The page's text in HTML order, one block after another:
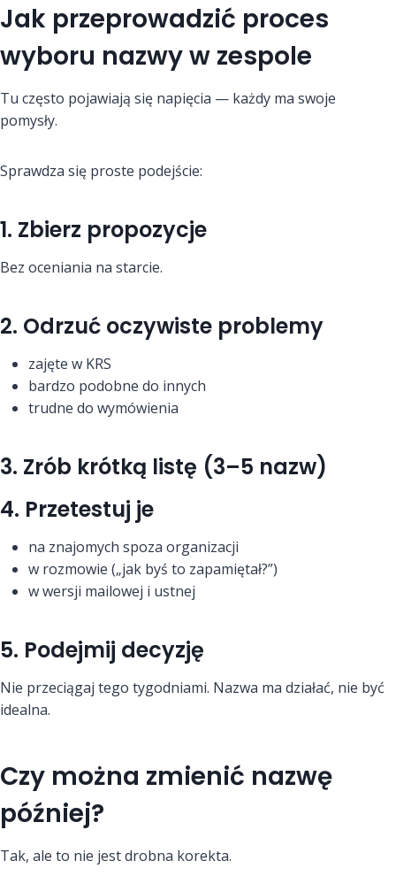
Jak przeprowadzić proces
wyboru nazwy w zespole
Tu często pojawiają się napięcia — każdy ma swoje
pomysły.
Sprawdza się proste podejście:
1. Zbierz propozycje
Bez oceniania na starcie.
2. Odrzuć oczywiste problemy
zajęte w KRS
bardzo podobne do innych
trudne do wymówienia
3. Zrób krótką listę (3–5 nazw)
4. Przetestuj je
na znajomych spoza organizacji
w rozmowie („jak byś to zapamiętał?”)
w wersji mailowej i ustnej
5. Podejmij decyzję
Nie przeciągaj tego tygodniami. Nazwa ma działać, nie być
idealna.
Czy można zmienić nazwę
później?
Tak, ale to nie jest drobna korekta.